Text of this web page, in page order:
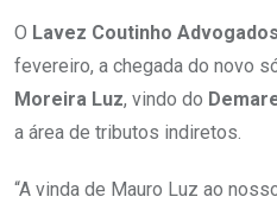
O Lavez Coutinho Advogados
fevereiro, a chegada do novo
Moreira Luz, vindo do
a área de tributos indiretos.
“A vinda de Mauro Luz ao